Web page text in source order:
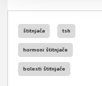
štitnjača tsh
hormoni štitnjače
bolesti štitnjače